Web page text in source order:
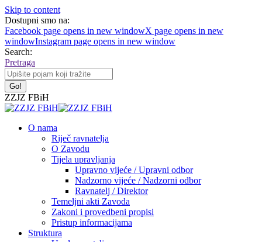
Skip to content
Dostupni smo na:
Facebook page opens in new windowX page opens in new
windowInstagram page opens in new window
Search:
Pretraga
ZZJZ FBiH
O nama
Riječ ravnatelja
O Zavodu
Tijela upravljanja
Upravno vijeće / Upravni odbor
Nadzorno vijeće / Nadzorni odbor
Ravnatelj / Direktor
Temeljni akti Zavoda
Zakoni i provedbeni propisi
Pristup informacijama
Struktura